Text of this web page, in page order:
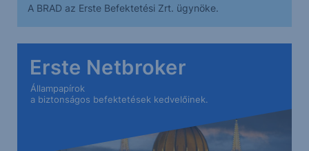
A BRAD az Erste Befektetési Zrt. ügynöke.
Erste Netbroker
Állampapírok
a biztonságos befektetések kedvelőinek.